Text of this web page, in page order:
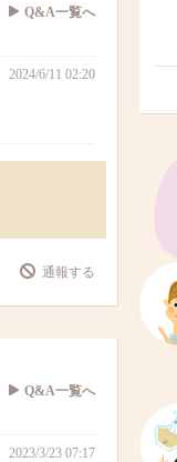
Q&A一覧へ
2024/6/11 02:20
通報する
Q&A一覧へ
2023/3/23 07:17